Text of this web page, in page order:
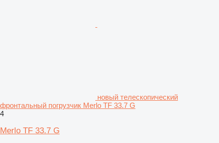
новый телескопический
фронтальный погрузчик Merlo TF 33.7 G
4
Merlo TF 33.7 G